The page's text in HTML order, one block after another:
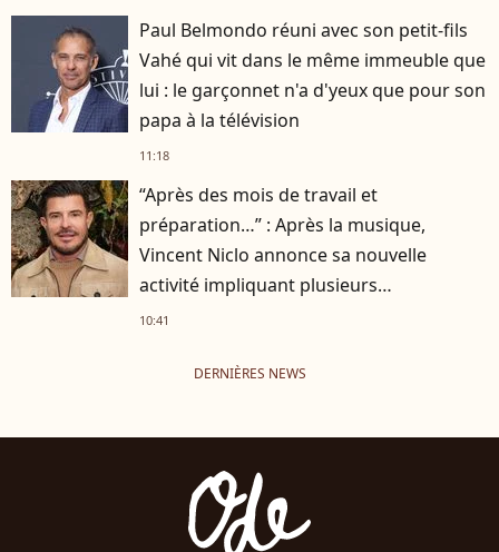
Paul Belmondo réuni avec son petit-fils
Vahé qui vit dans le même immeuble que
lui : le garçonnet n'a d'yeux que pour son
papa à la télévision
11:18
“Après des mois de travail et
préparation…” : Après la musique,
Vincent Niclo annonce sa nouvelle
activité impliquant plusieurs
personnalités
10:41
DERNIÈRES NEWS